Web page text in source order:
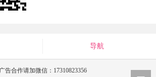
导航
广告合作请加微信：17310823356